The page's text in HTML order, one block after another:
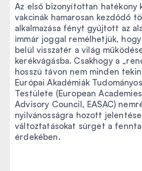
Az első bizonyítottan hatékony
vakcinák hamarosan kezdődő
alkalmazása fényt gyújtott az
immár joggal remélhetjük,
belül visszatér a világ
kerékvágásba. Csakhogy a
hosszú távon nem minden
Európai Akadémiák
Testülete (European
Advisory Council, EASAC)
nyilvánosságra hozott
változtatásokat sürget a
érdekében.